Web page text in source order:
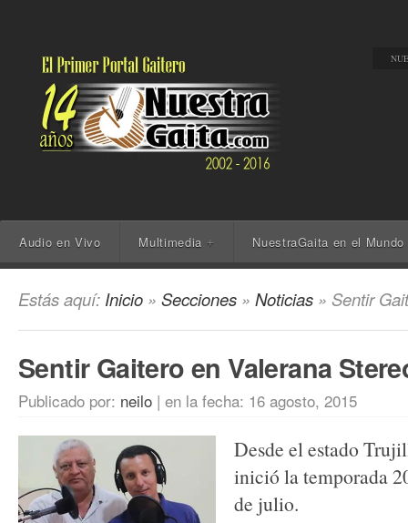
Audio en Vivo Multimedia + NuestraGaita en el Mundo
Estás aquí: Inicio » Secciones » Noticias » Sentir
Sentir Gaitero en Valerana
Publicado por: neilo | en la fecha: 16 agosto, 2015
Desde el estado
inició la temporada
de julio.